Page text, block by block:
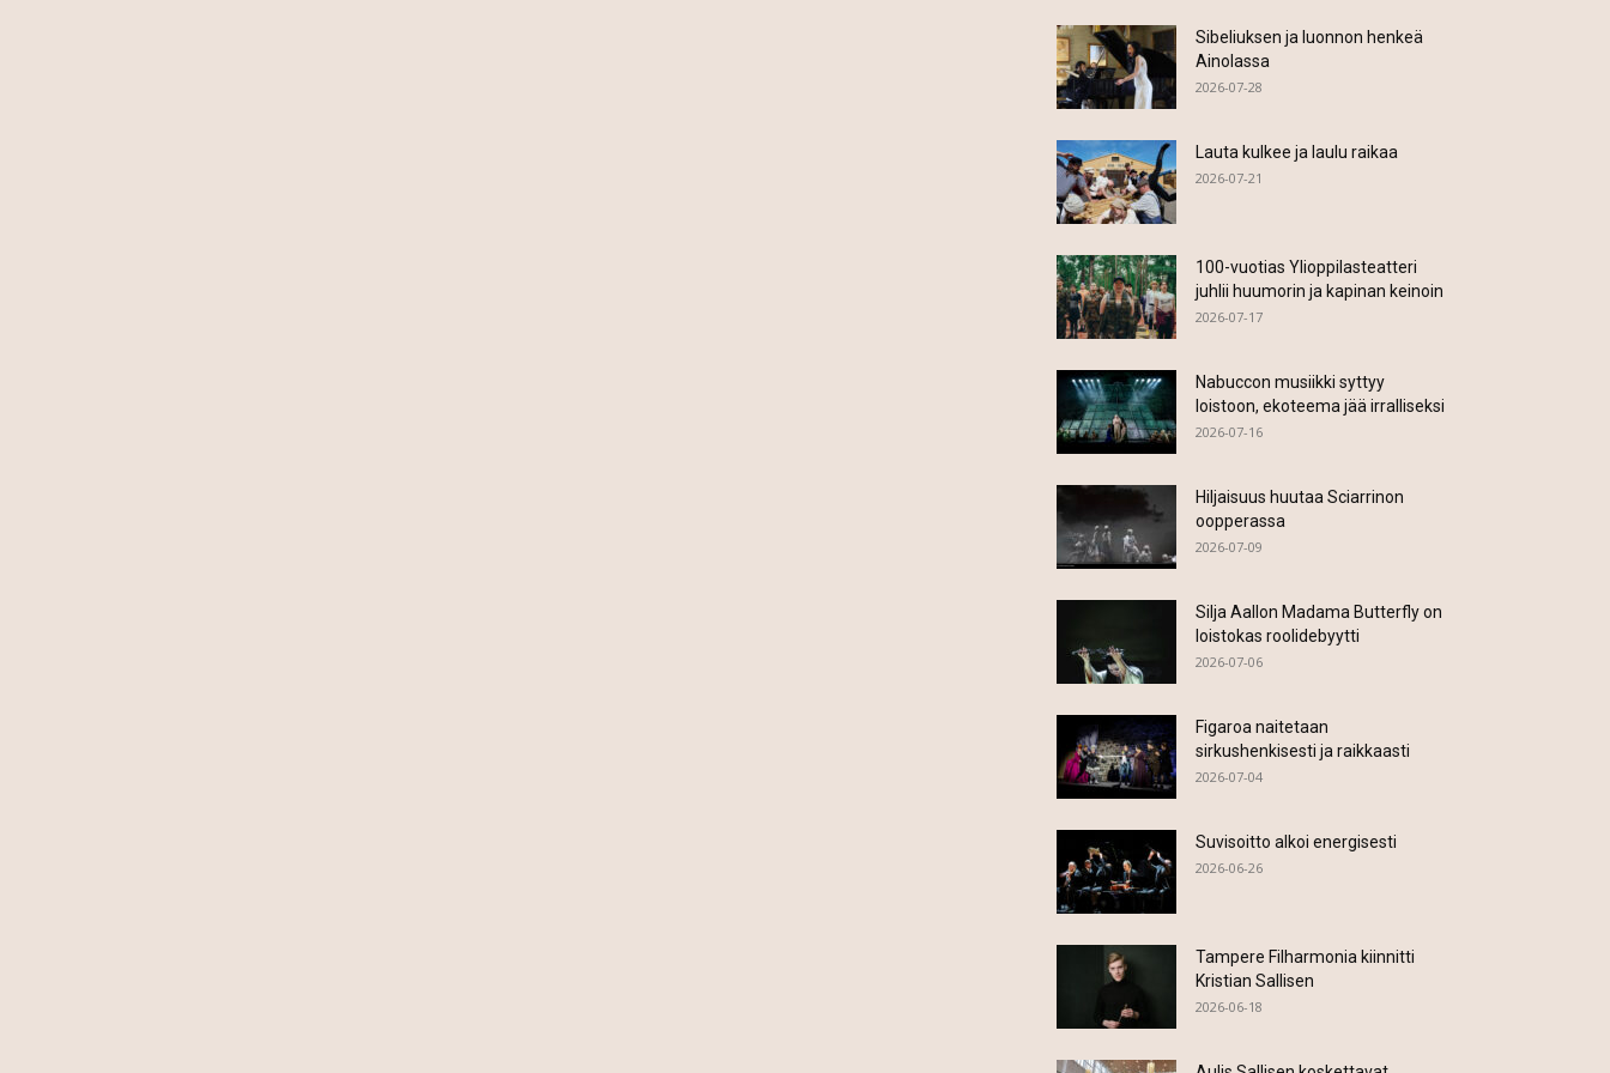
Sibeliuksen ja luonnon henkeä
Ainolassa
2026-07-28
Lauta kulkee ja laulu raikaa
2026-07-21
100-vuotias Ylioppilasteatteri
juhlii huumorin ja kapinan keinoin
2026-07-17
Nabuccon musiikki syttyy
loistoon, ekoteema jää irralliseksi
2026-07-16
Hiljaisuus huutaa Sciarrinon
oopperassa
2026-07-09
Silja Aallon Madama Butterfly on
loistokas roolidebyytti
2026-07-06
Figaroa naitetaan
sirkushenkisesti ja raikkaasti
2026-07-04
Suvisoitto alkoi energisesti
2026-06-26
Tampere Filharmonia kiinnitti
Kristian Sallisen
2026-06-18